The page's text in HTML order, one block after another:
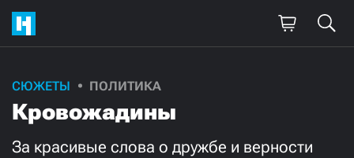
СЮЖЕТЫ ПОЛИТИКА
Кровожадины
За красивые слова о дружбе и верности
Поддержите
нашу работу!
Ежемесячно Разово